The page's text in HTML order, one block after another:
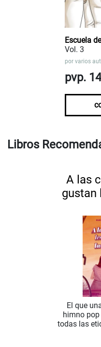
Escuela
Vol. 3
por varios
pvp.
Libros
A las
gustan
El que
himno
todas las